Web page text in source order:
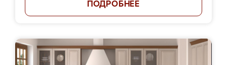
ПОДРОБНЕЕ